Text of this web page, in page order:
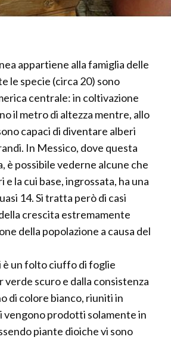
appartiene alla famiglia delle
le specie (circa 20) sono
centrale: in coltivazione
il metro di altezza mentre, allo
capaci di diventare alberi
In Messico, dove questa
è possibile vederne alcune che
e la cui base, ingrossata, ha una
14. Si tratta però di casi
crescita estremamente
della popolazione a causa del
è un folto ciuffo di foglie
scuro e dalla consistenza
di colore bianco, riuniti in
vengono prodotti solamente in
piante dioiche vi sono